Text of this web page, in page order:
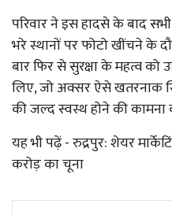
परिवार ने इस हादसे के बाद
भरे स्थानों पर फोटो खींचने के
बार फिर से सुरक्षा के महत्व
लिए, जो अक्सर ऐसे खतरनाक
की जल्द स्वस्थ होने की कामना
यह भी पढ़ें -रुद्रपुर: शेयर
करोड़ का चूना